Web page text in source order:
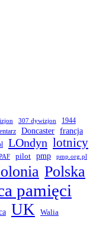
307 dywizjon 1944
Doncaster francja
LOndyn lotnicy
pilot pmp pmp.org.pl
Polska
pamięci
UK Walia